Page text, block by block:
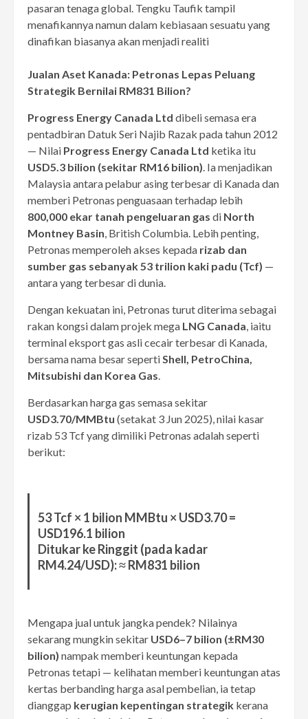
pasaran tenaga global. Tengku Taufik tampil
menafikannya namun dalam kebiasaan sesuatu yang
dinafikan biasanya akan menjadi realiti
Jualan Aset Kanada: Petronas Lepas Peluang
Strategik Bernilai RM831 Bilion?
Progress Energy Canada Ltd dibeli semasa era
pentadbiran Datuk Seri Najib Razak pada tahun 2012
— Nilai Progress Energy Canada Ltd ketika itu
USD5.3 bilion (sekitar RM16 bilion). Ia menjadikan
Malaysia antara pelabur asing terbesar di Kanada dan
memberi Petronas penguasaan terhadap lebih
800,000 ekar tanah pengeluaran gas di North
Montney Basin, British Columbia. Lebih penting,
Petronas memperoleh akses kepada rizab dan
sumber gas sebanyak 53 trilion kaki padu (Tcf) —
antara yang terbesar di dunia.
Dengan kekuatan ini, Petronas turut diterima sebagai
rakan kongsi dalam projek mega LNG Canada, iaitu
terminal eksport gas asli cecair terbesar di Kanada,
bersama nama besar sepertiShell, PetroChina,
Mitsubishi dan Korea Gas.
Berdasarkan harga gas semasa sekitar
USD3.70/MMBtu (setakat 3 Jun 2025), nilai kasar
rizab 53 Tcf yang dimiliki Petronas adalah seperti
berikut:
53 Tcf × 1 bilion MMBtu × USD3.70 =
USD196.1 bilion
Ditukar ke Ringgit (pada kadar
RM4.24/USD): ≈ RM831 bilion
Mengapa jual untuk jangka pendek? Nilainya
sekarang mungkin sekitar USD6–7 bilion (±RM30
bilion) nampak memberi keuntungan kepada
Petronas tetapi — kelihatan memberi keuntungan atas
kertas berbanding harga asal pembelian, ia tetap
dianggap kerugian kepentingan strategik kerana